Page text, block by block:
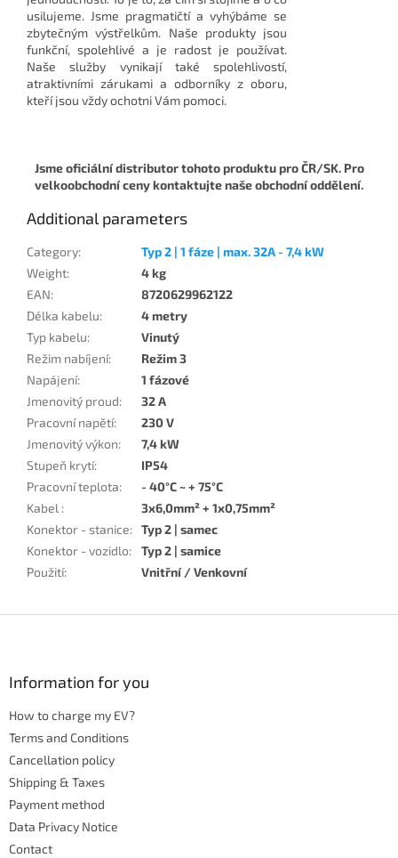
usilujeme. Jsme pragmatičtí a vyhýbáme se
zbytečným výstřelkům. Naše produkty jsou
funkční, spolehlivé a je radost je používat.
Naše služby vynikají také spolehlivostí,
atraktivními zárukami a odborníky z oboru,
kteří jsou vždy ochotni Vám pomoci.
Jsme oficiální distributor tohoto produktu pro ČR/SK. Pro
velkoobchodní ceny kontaktujte naše obchodní oddělení.
Additional parameters
Category:
Typ 2 | 1 fáze | max. 32A - 7,4 kW
Weight:
4 kg
EAN:
8720629962122
Délka kabelu:
4 metry
Typ kabelu:
Vinutý
Režim nabíjení:
Režim 3
Napájení:
1 fázové
Jmenovitý proud:
32 A
Pracovní napětí:
230 V
Jmenovitý výkon:
7,4 kW
Stupeň krytí:
IP54
Pracovní teplota:
- 40°C ~ + 75°C
Kabel :
3x6,0mm² + 1x0,75mm²
Konektor - stanice: Typ 2 | samec
Konektor - vozidlo:
Typ 2 | samice
Použití: Vnitřní / Venkovní
Information for you
How to charge my EV?
Terms and Conditions
Cancellation policy
Shipping & Taxes
Payment method
Data Privacy Notice
Contact